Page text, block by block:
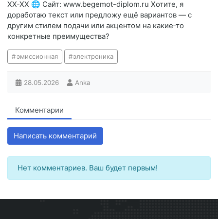
XX-XX 🌐 Сайт: www.begemot-diplom.ru Хотите, я
доработаю текст или предложу ещё вариантов — с
другим стилем подачи или акцентом на какие‑то
конкретные преимущества?
эмиссионная электроника
28.05.2026 Anka
Комментарии
Написать комментарий
Нет комментариев. Ваш будет первым!